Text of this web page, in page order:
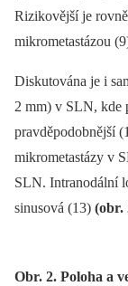
Rizikovější je
mikrometastázou
Diskutována je i
2 mm) v SLN, kde
pravděpodobnější
mikrometastázy v
SLN. Intranodální
sinusová (13) (obr.
Obr. 2. Poloha a